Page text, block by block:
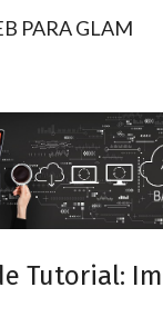
PARA GLAM
Tutorial: